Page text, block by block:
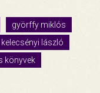
györffy miklós
kelecsényi lászló
könyvek